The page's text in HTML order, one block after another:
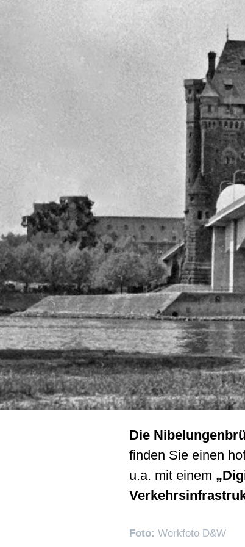
Die
finden Sie einen
u.a. mit einem
Foto: Werkfoto D&W